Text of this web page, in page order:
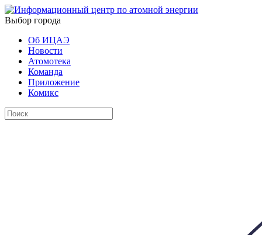
Выбор города
Об ИЦАЭ
Новости
Атомотека
Команда
Приложение
Комикс